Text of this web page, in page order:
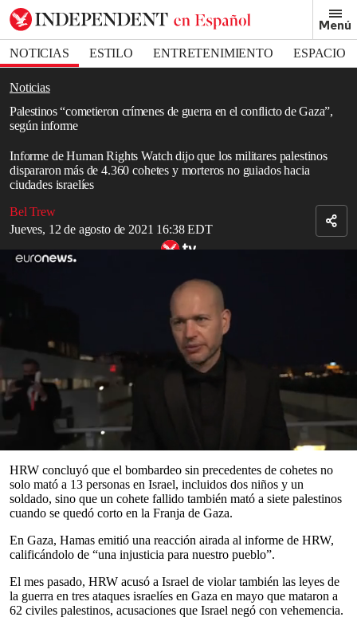
Menú
NOTICIAS ESTILO ENTRETENIMIENTO
ESPACIO
DEPORTES
Noticias
Palestinos “cometieron crímenes de guerra en el conflicto de Gaza”,
según informe
Informe de Human Rights Watch dijo que los militares palestinos
dispararon más de 4.360 cohetes y morteros no guiados hacia
ciudades israelíes
Bel Trew
Jueves, 12 de agosto de 2021 16:38 EDT
Bookmark popover
Removed from bookmarks
Close popover
seconds
seconds
Nadav Lapid retrata los males de Israel en su laureada cinta ‘La
Read in English
Los militares palestinos en
cometieron crímenes de
durante un reciente conflicto de 11 días con
indiscriminadamente miles de cohetes contra áreas civiles, dijo
Human Rights Watch (HRW).
En total los grupos de derechos con sede en Nueva York, dijeron
que los militares palestinos en Gaza, dispararon más de 4 mil 360
cohetes y morteros no guiados hacia ciudades israelíes.
HRW concluyó que el bombardeo sin precedentes de cohetes no
solo mató a 13 personas en Israel, incluidos dos niños y un
soldado, sino que un cohete fallido también mató a siete palestinos
cuando se quedó corto en la Franja de Gaza.
En Gaza, Hamas emitió una reacción airada al informe de HRW,
calificándolo de “una injusticia para nuestro pueblo”.
El mes pasado, HRW acusó a Israel de violar también las leyes de
la guerra en tres ataques israelíes en Gaza en mayo que mataron a
62 civiles palestinos, acusaciones que Israel negó con vehemencia.